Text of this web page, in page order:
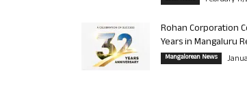
Rohan Corporation
Years in Mangaluru
Mangalorean News